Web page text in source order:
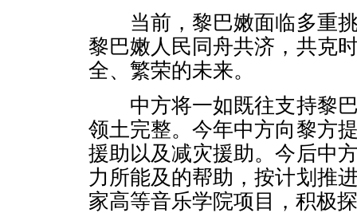
当前，黎巴嫩面临多重挑
黎巴嫩人民同舟共济，共克
全、繁荣的未来。
中方将一如既往支持黎巴
领土完整。今年中方向黎方
援助以及减灾援助。今后中
力所能及的帮助，按计划推
家高等音乐学院项目，积极